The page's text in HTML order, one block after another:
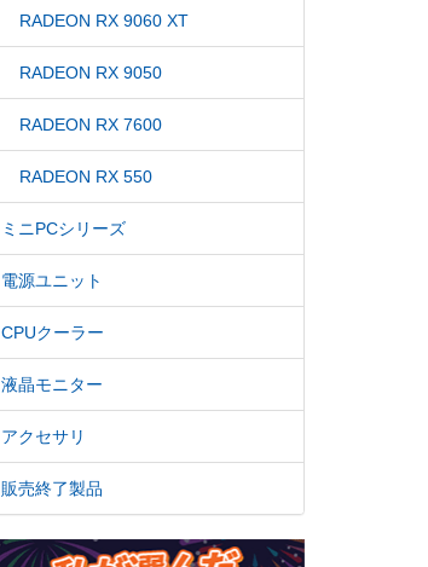
RADEON RX 9060 XT
RADEON RX 9050
RADEON RX 7600
RADEON RX 550
ミニPCシリーズ
電源ユニット
CPUクーラー
液晶モニター
アクセサリ
販売終了製品